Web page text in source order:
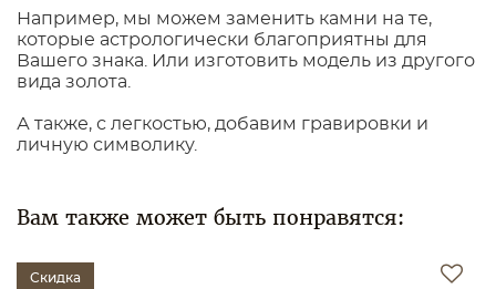
Например, мы можем заменить камни на те,
которые астрологически благоприятны для
Вашего знака. Или изготовить модель из другого
вида золота.
А также, с легкостью, добавим гравировки и
личную символику.
Вам также может быть понравятся: